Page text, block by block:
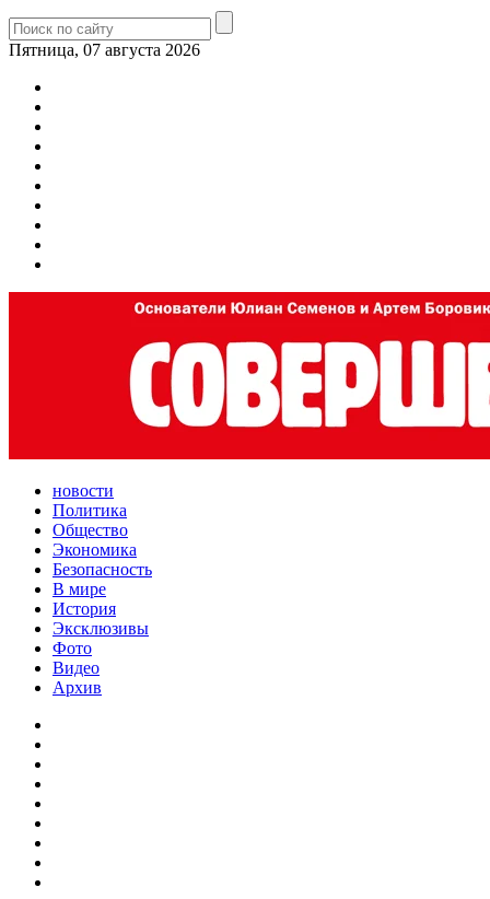
Пятница, 07 августа 2026
новости
Политика
Общество
Экономика
Безопасность
В мире
История
Эксклюзивы
Фото
Видео
Архив